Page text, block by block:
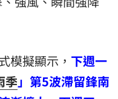
模擬顯示， 下週一
季」第5波滯留鋒南